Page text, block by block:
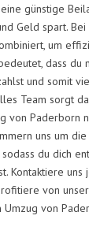
günstige
Geld spart.
um
dass du
und somit
Team sorgt
von Paderborn
uns um die
du dich
Kontaktiere uns
von
von